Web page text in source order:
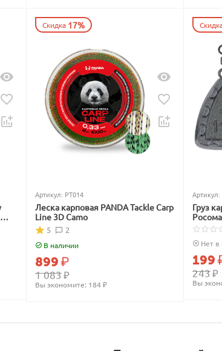
Скидка 17%
Артикул: PT014
Леска карповая PANDA Tackle Carp
Line 3D Camo
2
5
В наличии
1 083₽
899₽
Вы экономите: 184 ₽
Артикул:
Груз
Нет в
243₽
199
Вы